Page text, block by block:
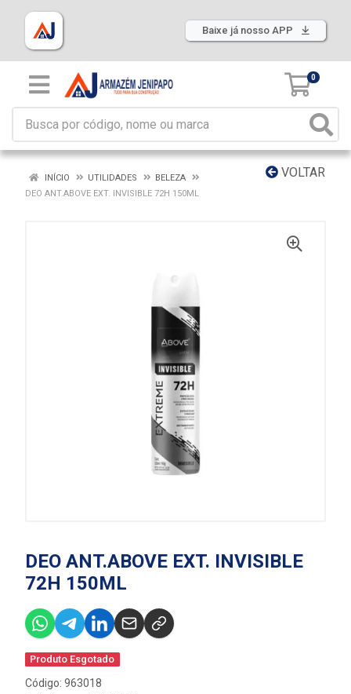
Baixe já nosso APP
0
VOLTAR
INÍCIO UTILIDADES
BELEZA
DEO ANT.ABOVE EXT. INVISIBLE 72H 150ML
DEO ANT.ABOVE EXT. INVISIBLE
72H 150ML
Produto Esgotado
Código: 963018